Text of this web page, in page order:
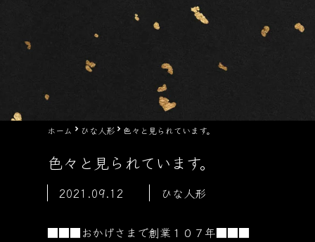
ホーム ひな人形 色々と見られています。
色々と見られています。
2021.09.12 ひな人形
■■■おかげさまで創業１０７年■■■